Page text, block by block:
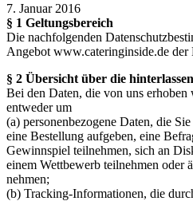
7. Januar 2016
§ 1 Geltungsbereich
Die nachfolgenden
Angebot www.cateringinside.de der
§ 2 Übersicht über die
Bei den Daten, die von uns erhoben
entweder um
(a) personenbezogene Daten, die
eine Bestellung aufgeben, eine
Gewinnspiel teilnehmen, sich an
einem Wettbewerb teilnehmen oder
nehmen;
(b) Tracking-Informationen, die